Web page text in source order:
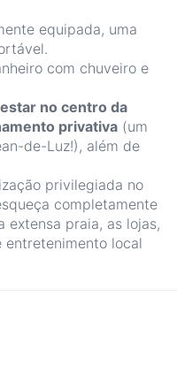
equipada, uma
com chuveiro e
no centro da
privativa (um
de-Luz!), além de
privilegiada no
completamente
extensa praia, as lojas,
entretenimento local